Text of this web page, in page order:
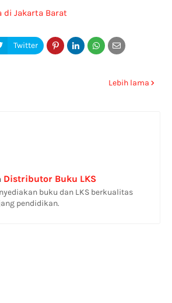
di Jakarta Barat
Lebih lama
Distributor Buku LKS
buku dan LKS berkualitas
pendidikan.